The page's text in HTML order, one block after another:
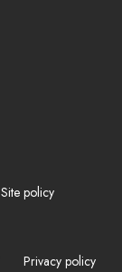
Site policy
Privacy policy